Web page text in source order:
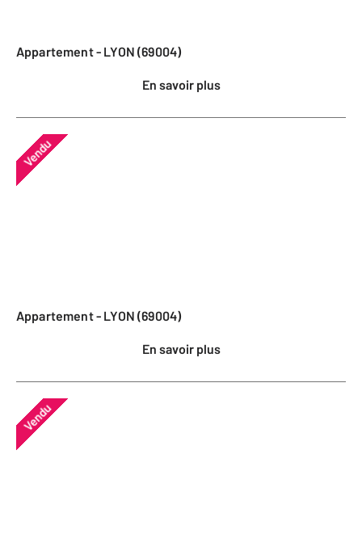
Appartement - LYON (69004)
En savoir plus
Vendu
Appartement - LYON (69004)
En savoir plus
Vendu